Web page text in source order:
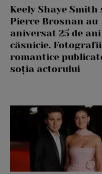
Keely Shaye Smith
Pierce Brosnan au
aniversat 25 de ani
căsnicie.
romantice
soția actorului